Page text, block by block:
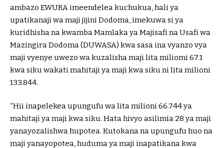
ambazo EWURA imeendelea kuchukua, hali ya
upatikanaji wa maji jijini Dodoma, imekuwa si ya
kuridhisha na kwamba Mamlaka ya Majisafi na Usafi wa
Mazingira Dodoma (DUWASA) kwa sasa ina vyanzo vya
maji vyenye uwezo wa kuzalisha maji lita miliomi 67.1
kwa siku wakati mahitaji ya maji kwa siku ni lita milioni
133.844.
“Hii inapelekea upungufu wa lita milioni 66.744 ya
mahitaji ya maji kwa siku. Hata hivyo asilimia 28 ya maji
yanayozalishwa hupotea. Kutokana na upungufu huo na
maji yanayopotea, huduma ya maji inapatikana kwa